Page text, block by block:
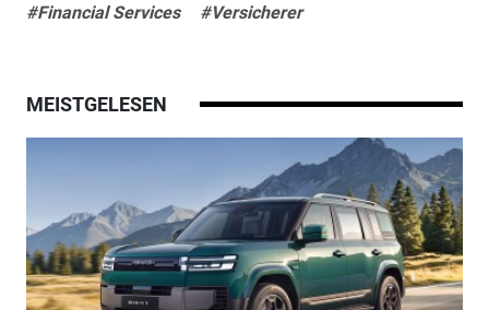
#Financial Services #Versicherer
MEISTGELESEN